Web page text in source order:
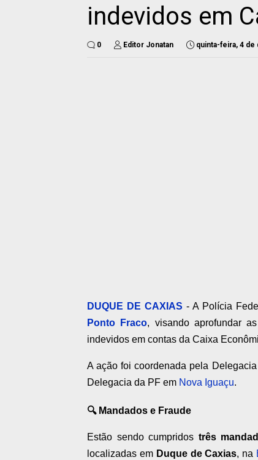
indevidos em
0 Editor Jonatan quinta-feira, 4
DUQUE DE CAXIAS - A Polícia
Ponto Fraco, visando aprofundar
indevidos em contas da Caixa
A ação foi coordenada pela
Delegacia da PF em Nova Iguaçu.
🔍 Mandados e Fraude
Estão sendo cumpridos três
localizadas em Duque de Caxias, na